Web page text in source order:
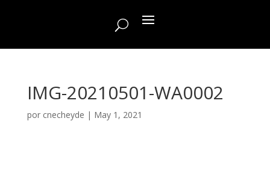
IMG-20210501-WA0002
por cnecheyde | May 1, 2021